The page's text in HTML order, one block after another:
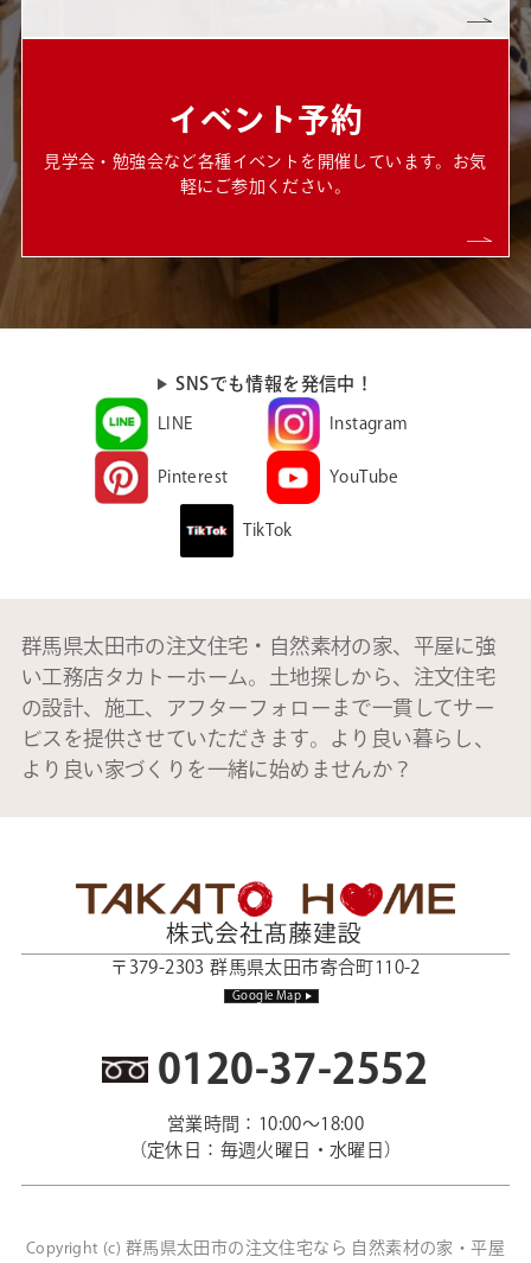
イベント予約
見学会・勉強会など各種イベントを開催しています。お気
軽にご参加ください。
SNSでも情報を発信中！
LINE Instagram
Pinterest YouTube
TikTok
群馬県太田市の注文住宅・自然素材の家、平屋に強
い工務店タカトーホーム。土地探しから、注文住宅
の設計、施工、アフターフォローまで一貫してサー
ビスを提供させていただきます。より良い暮らし、
より良い家づくりを一緒に始めませんか？
〒379-2303 群馬県太田市寄合町110-2
Google Map
0120-37-2552
営業時間：10:00～18:00
（定休日：毎週火曜日・水曜日）
Copyright (c) 群馬県太田市の注文住宅なら 自然素材の家・平屋